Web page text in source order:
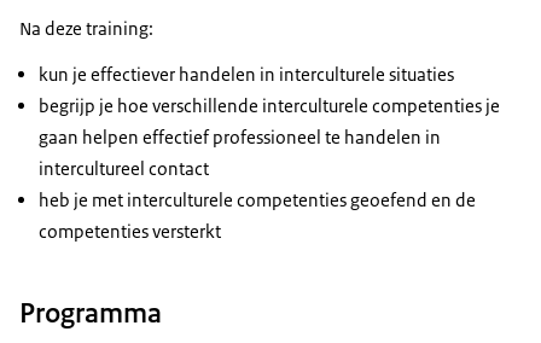
Na deze training:
kun je effectiever handelen in interculturele situaties
begrijp je hoe verschillende interculturele competenties je
gaan helpen effectief professioneel te handelen in
intercultureel contact
heb je met interculturele competenties geoefend en de
competenties versterkt
Programma